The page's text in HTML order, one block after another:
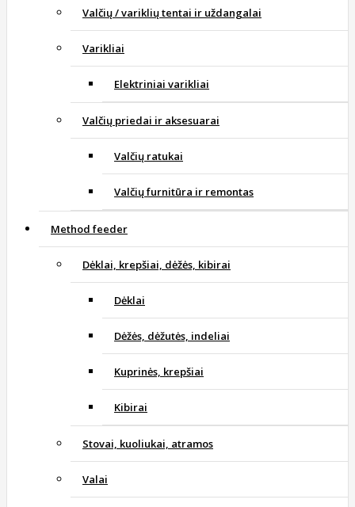
Valčių / variklių tentai ir uždangalai
Varikliai
Elektriniai varikliai
Valčių priedai ir aksesuarai
Valčių ratukai
Valčių furnitūra ir remontas
Method feeder
Dėklai, krepšiai, dėžės, kibirai
Dėklai
Dėžės, dėžutės, indeliai
Kuprinės, krepšiai
Kibirai
Stovai, kuoliukai, atramos
Valai